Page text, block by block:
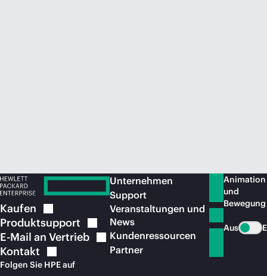
Kaufen
Produktsupport
E-Mail an Vertrieb
Kontakt
Folgen Sie HPE auf
Unternehmen
Support
Veranstaltungen und
News
Kundenressourcen
Partner
Animation
und
Bewegung
Aus